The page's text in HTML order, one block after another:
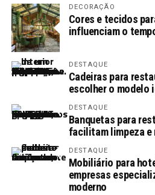
DECORAÇÃO
Cores e tecidos
influenciam o
DESTAQUE
Cadeiras para
escolher o modelo
DESTAQUE
Banquetas para
facilitam limpeza e
DESTAQUE
Mobiliário para
empresas
moderno